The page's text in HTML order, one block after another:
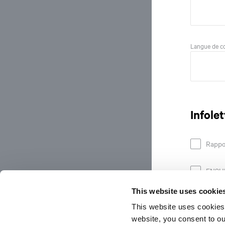
This website uses
This website uses
website, you consent to
Langue de